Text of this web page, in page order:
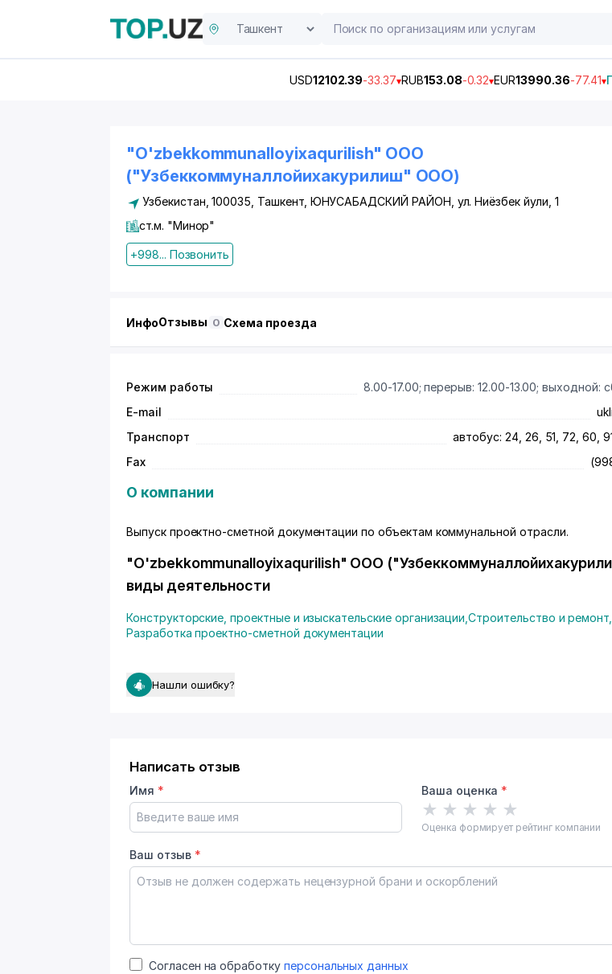
USD12102.39-33.37 RUB153.08-0.32 EUR13990.36-77.41
"O'zbekkommunalloyixaqurilish" ООО
("Узбеккоммуналлойихакурилиш" ООО)
Узбекистан, 100035, Ташкент, ЮНУСАБАДСКИЙ РАЙОН ул. Ниёзбек йули , 1
ст.м. "Минор"
+998... Позвонить
ИнфоОтзывы 0 Схема проезда
Режим работы
8.00-17.00; перерыв: 12.00-13.00; выходной:
E-mail
Транспорт
автобус: 24, 26, 51, 72, 60,
Fax
О компании
Выпуск проектно-сметной документации по объектам коммунальной отрасли.
"O'zbekkommunalloyixaqurilish" ООО
виды деятельности
Конструкторские, проектные и изыскательские организации ,Строительство и ремонт
Разработка проектно-сметной документации
Нашли ошибку?
Написать отзыв
Имя * Ваша оценка *
★ ★ ★ ★ ★
Оценка формирует рейтинг компании
Ваш отзыв *
Согласен на обработку персональных данных